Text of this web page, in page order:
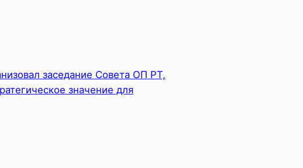
заседание Совета ОП РТ,
значение для